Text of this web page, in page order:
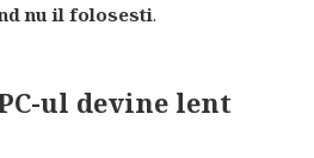
nu il folosesti.
ul devine lent